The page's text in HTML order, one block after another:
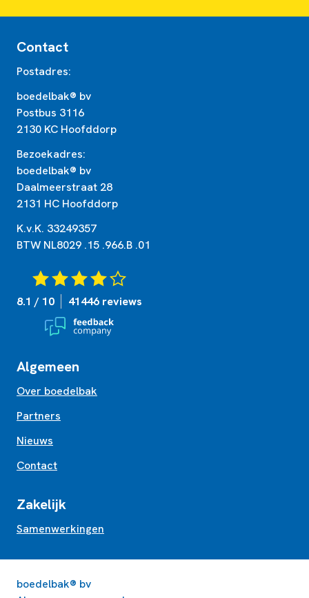
Contact
Postadres:
boedelbak® bv
Postbus 3116
2130 KC Hoofddorp
Bezoekadres:
boedelbak® bv
Daalmeerstraat 28
2131 HC Hoofddorp
K.v.K. 33249357
BTW NL8029 .15 .966.B .01
8.1 / 10 41446 reviews
Algemeen
Over boedelbak
Partners
Nieuws
Contact
Zakelijk
Samenwerkingen
boedelbak® bv